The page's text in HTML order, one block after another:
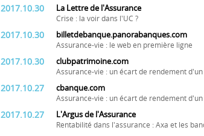
2017.10.30 La Lettre de l'Assurance
Crise : la voir dans l'UC ?
2017.10.30 billetdebanque.panorabanques.com
Assurance-vie : le web en première ligne
2017.10.30 clubpatrimoine.com
Assurance-vie : un écart de rendement
2017.10.27 cbanque.com
Assurance-vie : un écart de rendement
2017.10.27 L'Argus de l'Assurance
Rentabilité dans l'assurance : Axa et les